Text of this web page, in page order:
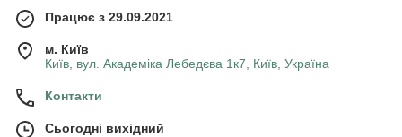
Працює з 29.09.2021
м. Київ
Київ, вул. Академіка Лебедєва 1к7, Київ, Україна
Контакти
Сьогодні вихідний